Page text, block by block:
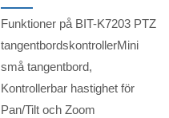
Funktioner på BIT-K7203 PTZ
tangentbordskontrollerMini
små tangentbord,
Kontrollerbar hastighet för
Pan/Tilt och Zoom